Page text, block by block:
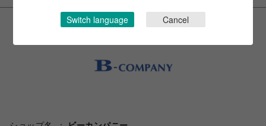
Switch language Cancel